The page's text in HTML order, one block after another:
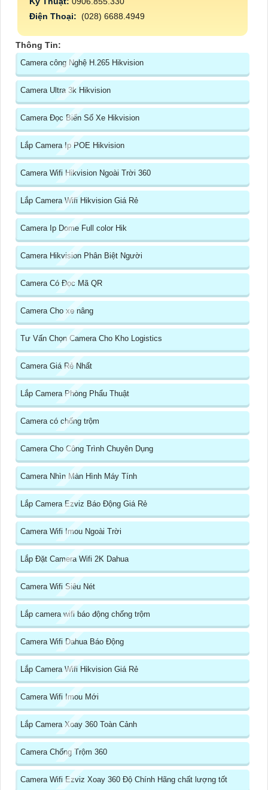
Điện Thoại: (028) 6688.4949
Thông Tin:
Camera công Nghệ H.265 Hikvision
Camera Ultra 3k Hikvision
Camera Đọc Biển Số Xe Hikvision
Lắp Camera Ip POE Hikvision
Camera Wifi Hikvision Ngoài Trời 360
Lắp Camera Wifi Hikvision Giá Rẻ
Camera Ip Dome Full color Hik
Camera Hikvision Phân Biệt Người
Camera Có Đọc Mã QR
Camera Cho xe nâng
Tư Vấn Chọn Camera Cho Kho Logistics
Camera Giá Rẻ Nhất
Lắp Camera Phòng Phẩu Thuật
Camera có chống trộm
Camera Cho Công Trình Chuyên Dụng
Camera Nhìn Màn Hình Máy Tính
Lắp Camera Ezviz Báo Động Giá Rẻ
Camera Wifi Imou Ngoài Trời
Lắp Đặt Camera Wifi 2K Dahua
Camera Wifi Siêu Nét
Lắp camera wifi báo động chống trộm
Camera Wifi Dahua Báo Động
Lắp Camera Wifi Hikvision Giá Rẻ
Camera Wifi Imou Mới
Lắp Camera Xoay 360 Toàn Cảnh
Camera Chống Trộm 360
Camera Wifi Ezviz Xoay 360 Độ Chính Hãng chất lượng tốt